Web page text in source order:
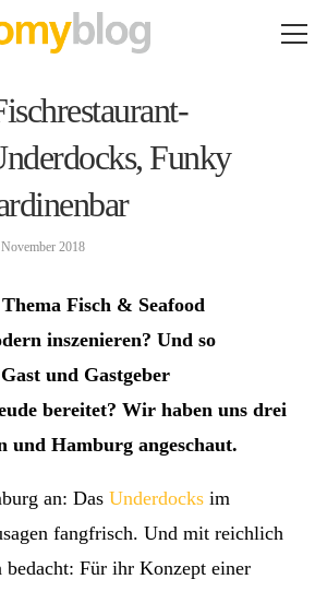
Funky
2018
Fisch & Seafood
inszenieren? Und so
und Gastgeber
bereitet? Wir haben uns drei
und Hamburg angeschaut.
an: Das Underdocks im
fangfrisch. Und mit reichlich
bedacht: Für ihr Konzept einer